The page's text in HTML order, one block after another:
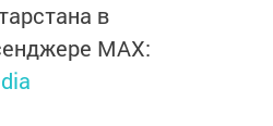
в
MАХ: